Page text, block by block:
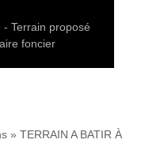
Terrain proposé
foncier
»TERRAIN A BATIR À